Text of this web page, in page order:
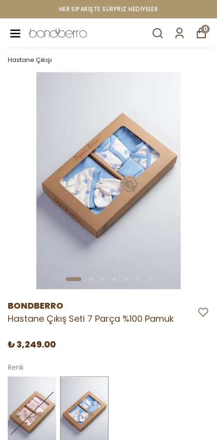
HER SİPARİŞTE SÜRPRİZ HEDİYELER
0
Hastane Çıkışı
BONDBERRO
Hastane Çıkış Seti 7 Parça %100 Pamuk
₺ 3,249.00
Renk